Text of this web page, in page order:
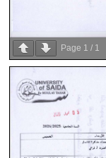
Page 1 / 1